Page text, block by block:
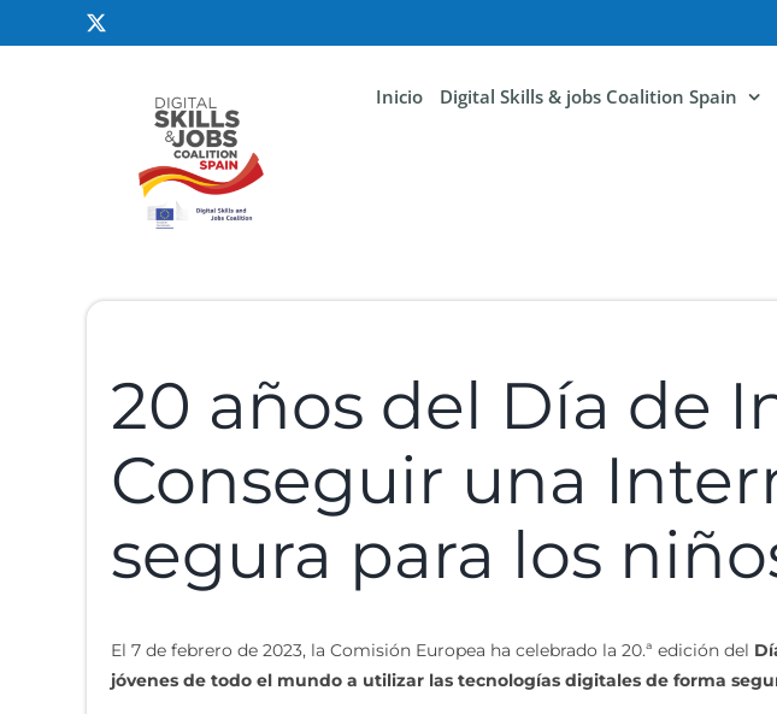
Inicio Digital Skills & jobs Coalition Spain
20 años del Día de
Conseguir una
segura para los
El 7 de febrero de 2023, la Comisión Europea ha celebrado la 20.ª edición del
jóvenes de todo el mundo a utilizar las tecnologías digitales de forma